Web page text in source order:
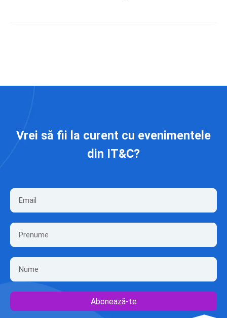
Vrei să fii la curent cu evenimentele
din IT&C?
Abonează-te